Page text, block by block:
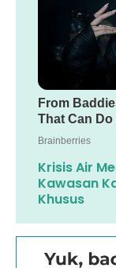
Krisis Air
Kawasan
Khusus